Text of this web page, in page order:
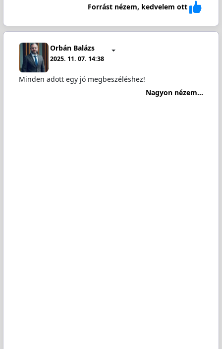
Forrást nézem, kedvelem ott
Orbán Balázs
2025. 11. 07. 14:38
Minden adott egy jó megbeszéléshez!
Nagyon nézem...